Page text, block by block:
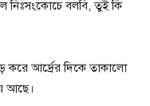
নিঃসংকোচে বলবি, তুই কি
আর্দ্রের দিকে তাকালো
আছে।